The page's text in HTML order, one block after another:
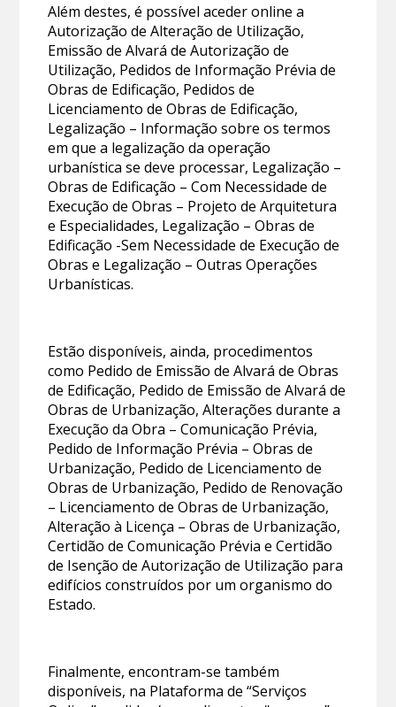
Além destes, é possível aceder online a
Autorização de Alteração de Utilização,
Emissão de Alvará de Autorização de
Utilização, Pedidos de Informação Prévia de
Obras de Edificação, Pedidos de
Licenciamento de Obras de Edificação,
Legalização – Informação sobre os termos
em que a legalização da operação
urbanística se deve processar, Legalização –
Obras de Edificação – Com Necessidade de
Execução de Obras – Projeto de Arquitetura
e Especialidades, Legalização – Obras de
Edificação -Sem Necessidade de Execução de
Obras e Legalização – Outras Operações
Urbanísticas.
Estão disponíveis, ainda, procedimentos
como Pedido de Emissão de Alvará de Obras
de Edificação, Pedido de Emissão de Alvará de
Obras de Urbanização, Alterações durante a
Execução da Obra – Comunicação Prévia,
Pedido de Informação Prévia – Obras de
Urbanização, Pedido de Licenciamento de
Obras de Urbanização, Pedido de Renovação
– Licenciamento de Obras de Urbanização,
Alteração à Licença – Obras de Urbanização,
Certidão de Comunicação Prévia e Certidão
de Isenção de Autorização de Utilização para
edifícios construídos por um organismo do
Estado.
Finalmente, encontram-se também
disponíveis, na Plataforma de “Serviços